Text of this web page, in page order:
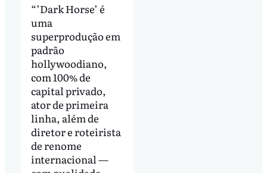
“’Dark Horse’ é
uma
superprodução em
padrão
hollywoodiano,
com 100% de
capital privado,
ator de primeira
linha, além de
diretor e roteirista
de renome
internacional —